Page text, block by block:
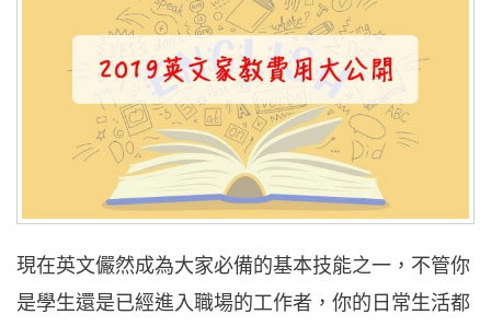
現在英文儼然成為大家必備的基本技能之一，不管你
是學生還是已經進入職場的工作者，你的日常生活都